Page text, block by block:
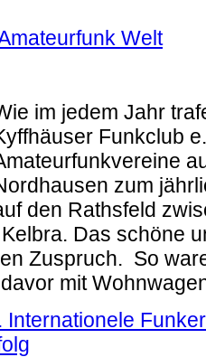
Welt
im jedem Jahr
Funkclub
zum
den Rathsfeld
Das schöne
Zuspruch. So
mit